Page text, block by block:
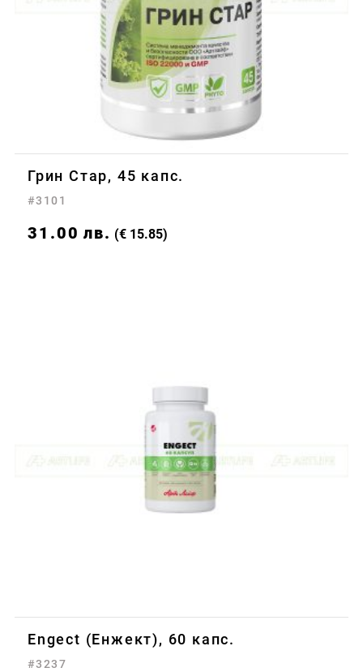
Грин Стар, 45 капс.
#3101
31.00 лв. (€ 15.85)
Engect (Енжект), 60 капс.
#3237